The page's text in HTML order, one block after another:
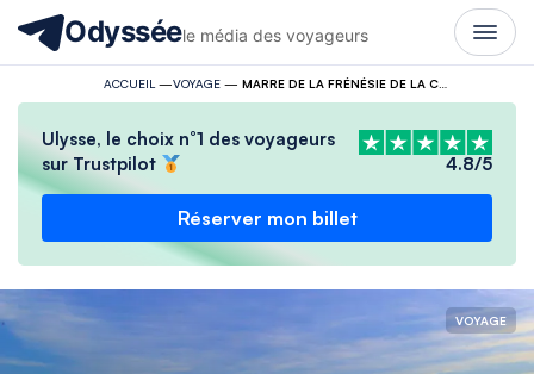
Odysséele média des voyageurs
ACCUEIL —VOYAGE— MARRE DE LA FRÉNÉSIE DE LA CÔTE D’AZUR ? L’ANGLETERRE OFFRE MIEUX, SANS LES FOULES
Ulysse, le choix n°1 des voyageurs
sur Trustpilot
4.8/5
Réserver mon billet
VOYAGE